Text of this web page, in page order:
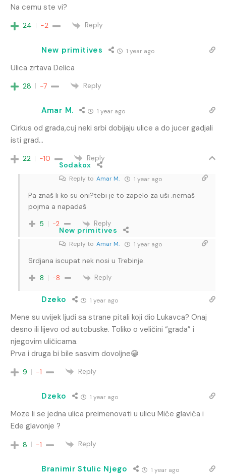
Na cemu ste vi?
24 -2 Reply
New primitives 1 year ago
Ulica zrtava Delica
28 -7 Reply
Amar M. 1 year ago
Cirkus od grada,cuj neki srbi dobijaju ulice a do jucer gadjali
isti grad…
22 -10
Reply
Sodakox
Reply to Amar M. 1 year ago
Pa znaš li ko su oni?tebi je to zapelo za uši .nemaš
pojma a napadaš
5 -2 Reply
New primitives
Reply to Amar M. 1 year ago
Srdjana iscupat nek nosi u Trebinje.
8 -8 Reply
Dzeko 1 year ago
Mene su uvijek ljudi sa strane pitali koji dio Lukavca? Onaj
desno ili lijevo od autobuske. Toliko o veličini “grada” i
njegovim uličicama.
Prva i druga bi bile sasvim dovoljne😁
9 -1 Reply
Dzeko 1 year ago
Moze li se jedna ulica preimenovati u ulicu Miće glavića i
Ede glavonje ?
8 -1 Reply
Branimir Stulic Njego 1 year ago